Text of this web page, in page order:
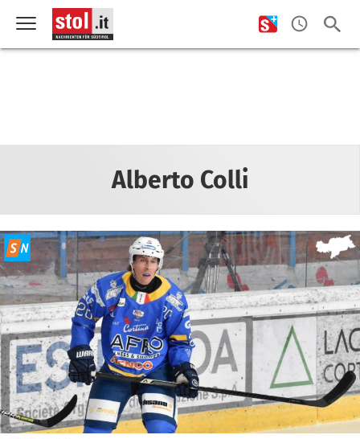
Alberto Colli